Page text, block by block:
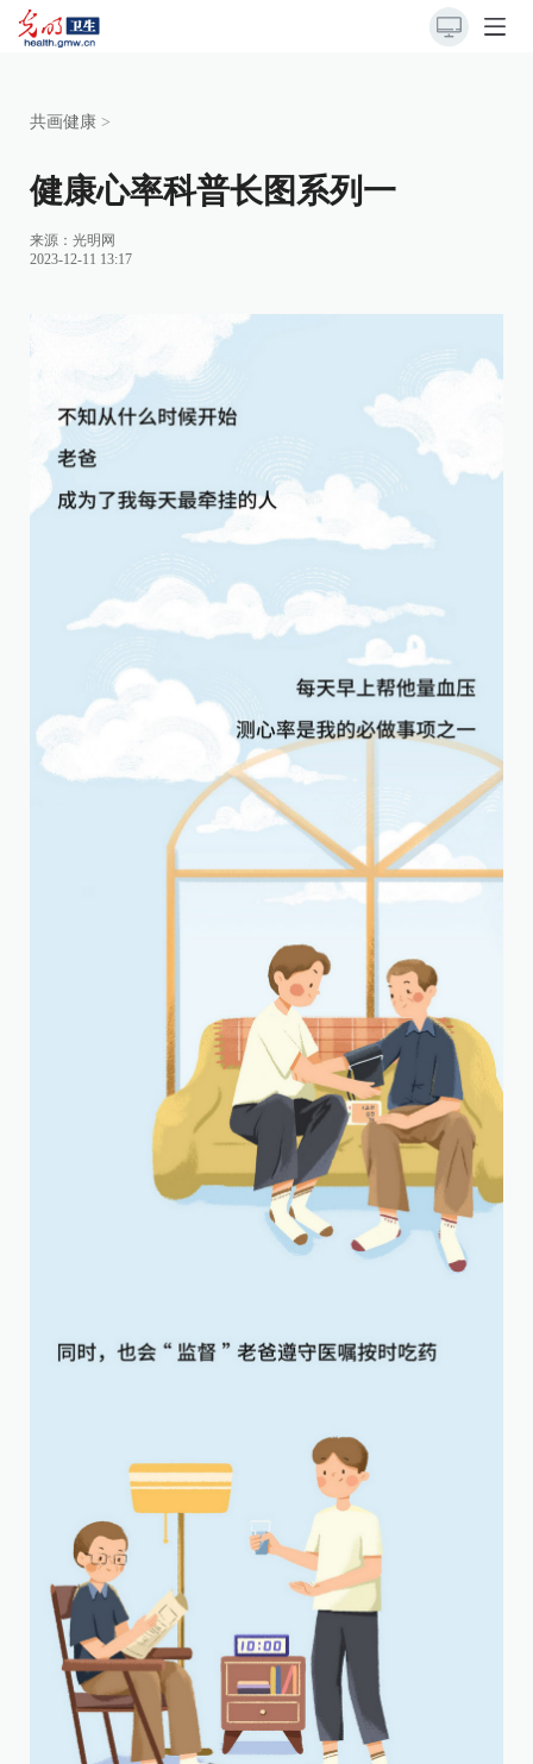
共画健康 >
健康心率科普长图系列一
来源： 光明网
2023-12-11 13:17